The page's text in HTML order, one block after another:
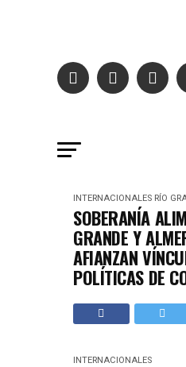
INTERNACIONALES RÍO
SOBERANÍA
GRANDE Y
AFIANZAN
POLÍTICAS DE
INTERNACIONALES